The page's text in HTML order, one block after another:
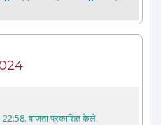
22:58. वाजता प्रकाशित केले.